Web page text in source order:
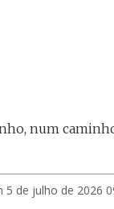
num
5 de julho de 2026